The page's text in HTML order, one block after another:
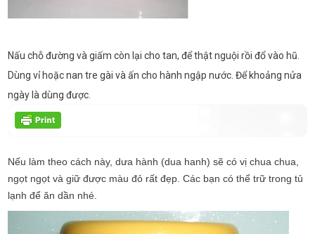
Nấu chỗ đường và giấm còn lại cho tan, để thật nguội rồi đổ vào hũ.
Dùng vỉ hoặc nan tre gài và ấn cho hành ngập nước. Để khoảng nửa
ngày là dùng được.
Nếu làm theo cách này, dưa hành (dua hanh) sẽ có vị chua chua,
ngọt ngọt và giữ được màu đỏ rất đẹp. Các bạn có thể trữ trong tủ
lạnh để ăn dần nhé.